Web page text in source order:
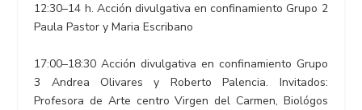
12:30–14 h. Acción divulgativa en confinamiento Grupo 2
Paula Pastor y Maria Escribano
17:00–18:30 Acción divulgativa en confinamiento Grupo
3 Andrea Olivares y Roberto Palencia. Invitados:
Profesora de Arte centro Virgen del Carmen, Biológos